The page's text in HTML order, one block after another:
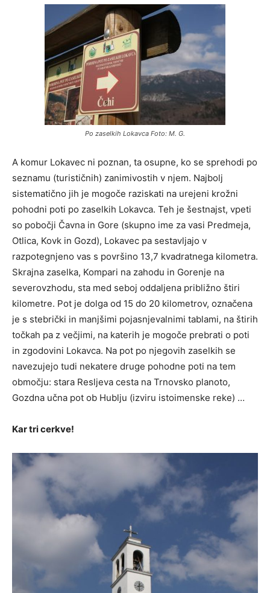
Po zaselkih Lokavca Foto: M. G.
A komur Lokavec ni poznan, ta osupne, ko se sprehodi po
seznamu (turističnih) zanimivostih v njem. Najbolj
sistematično jih je mogoče raziskati na urejeni krožni
pohodni poti po zaselkih Lokavca. Teh je šestnajst, vpeti
so pobočji Čavna in Gore (skupno ime za vasi Predmeja,
Otlica, Kovk in Gozd), Lokavec pa sestavljajo v
razpotegnjeno vas s površino 13,7 kvadratnega kilometra.
Skrajna zaselka, Kompari na zahodu in Gorenje na
severovzhodu, sta med seboj oddaljena približno štiri
kilometre. Pot je dolga od 15 do 20 kilometrov, označena
je s stebrički in manjšimi pojasnjevalnimi tablami, na štirih
točkah pa z večjimi, na katerih je mogoče prebrati o poti
in zgodovini Lokavca. Na pot po njegovih zaselkih se
navezujejo tudi nekatere druge pohodne poti na tem
območju: stara Resljeva cesta na Trnovsko planoto,
Gozdna učna pot ob Hublju (izviru istoimenske reke) …
Kar tri cerkve!